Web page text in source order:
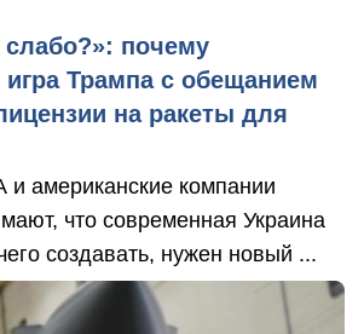
почему
Трампа с обещанием
на ракеты для
американские компании
что современная Украина
создавать, нужен новый ...